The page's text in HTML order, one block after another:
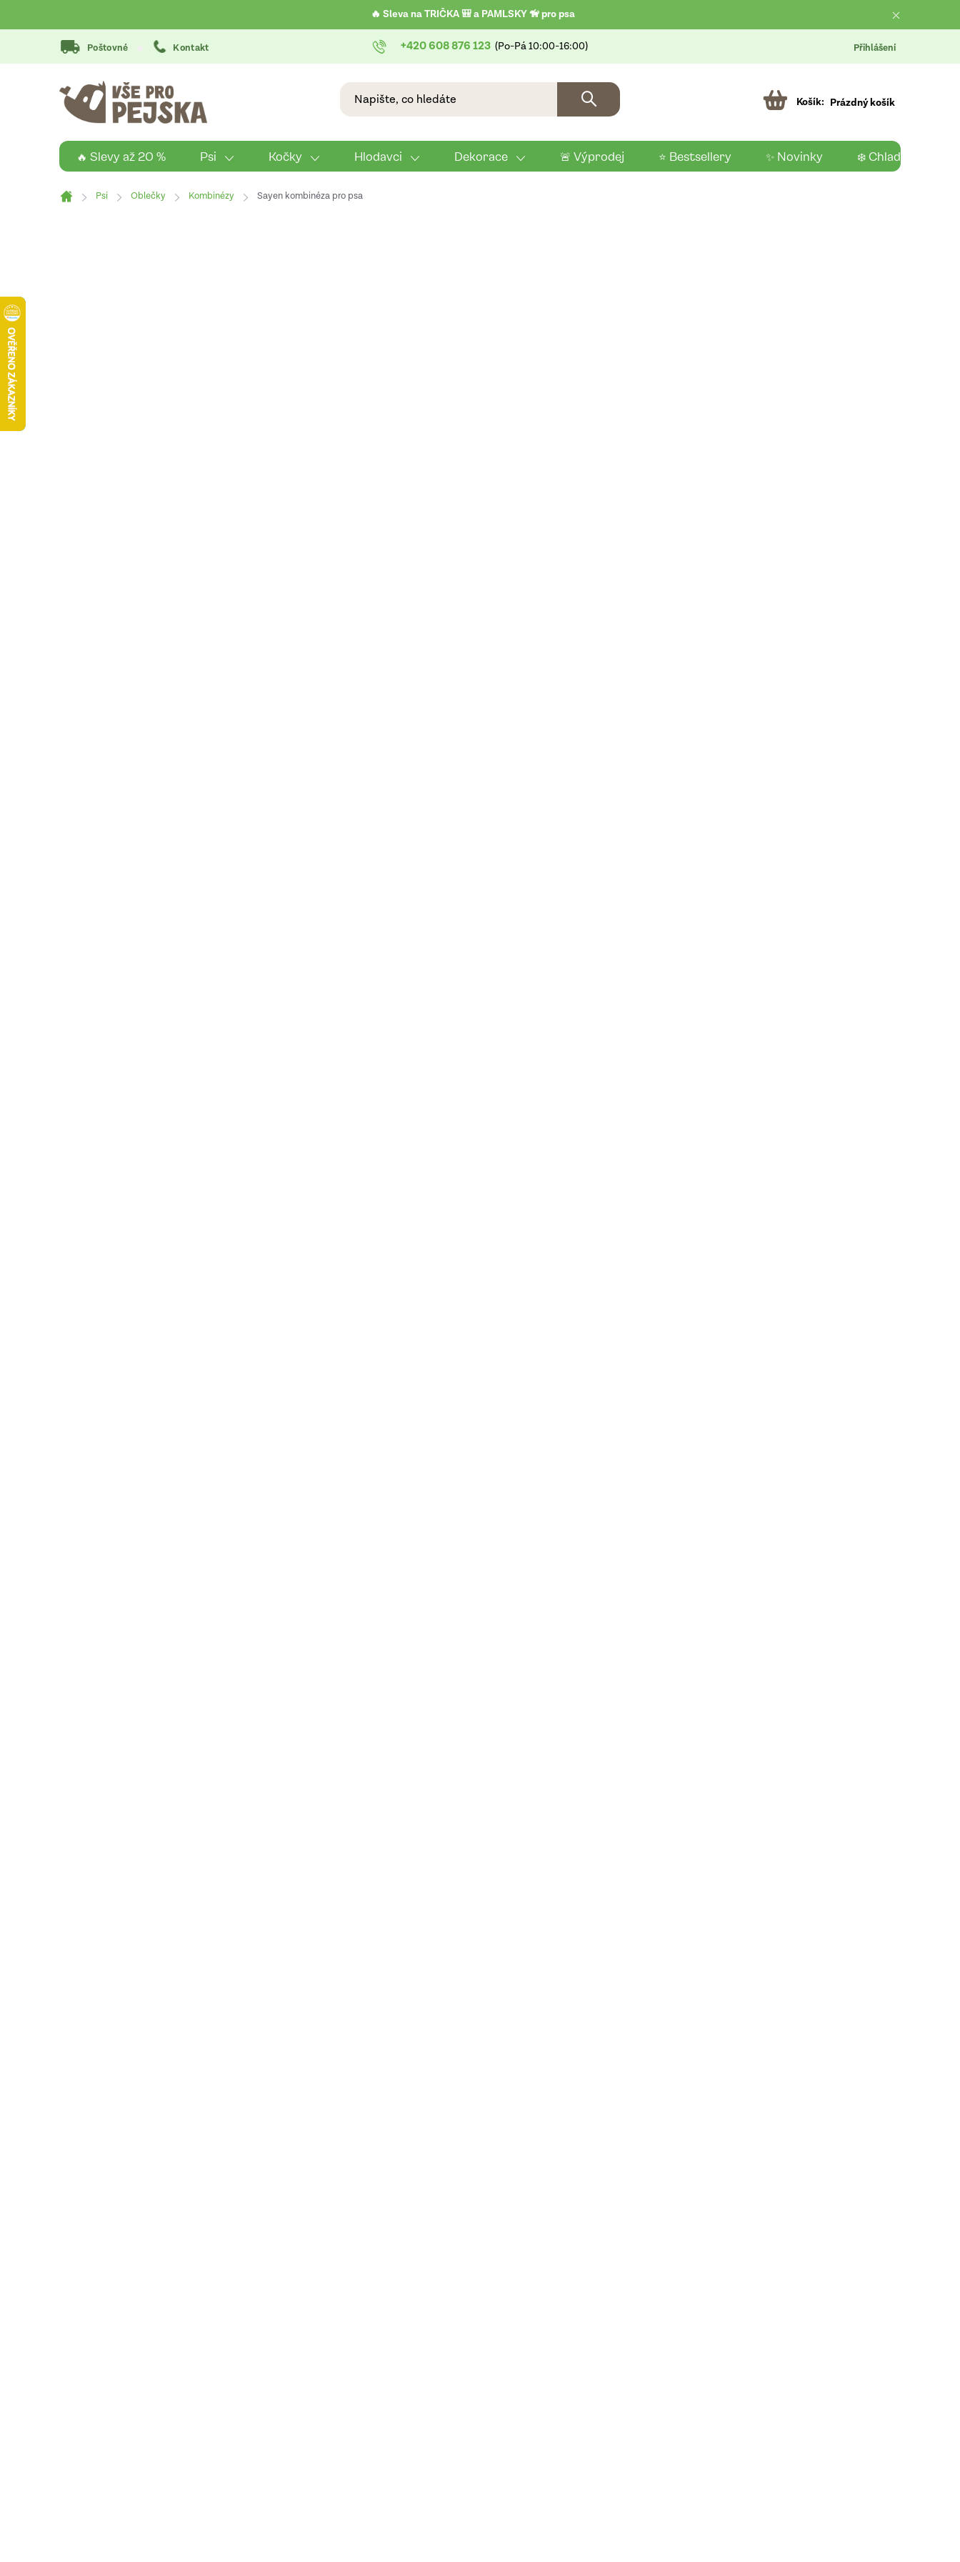
na
🔥 Sleva na TRIČKA 🎒 a PAMLSKY 🦮 pro psa
+420 608 876 123
Poštovné Kontakt Přihlášení
Prázdný košík
🔥 Slevy až 20 % Psi Kočky Hlodavci Dekorace 🚨 Výprodej ⭐ Bestsellery ✨ Novinky ❄️ Chladící
Domů
Psi Oblečky Kombinézy Sayen kombinéza pro psa